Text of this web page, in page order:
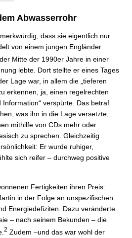
Abwasserrohr
dass sie eigentlich nur
von einem jungen Engländer
, der Mitte der 1990er Jahre in einer
lebte. Dort stellte er eines Tages
Lage war, in allem die „tieferen
erkennen, ja, einen regelrechten
Information“ verspürte. Das betraf
was ihn in die Lage versetzte,
mithilfe von CDs mehr oder
zu sprechen. Gleichzeitig
Er wurde ruhiger,
sich reifer – durchweg positive
Fertigkeiten ihren Preis:
in der Folge an unspezifischen
Energiedefiziten. Dazu veränderte
– nach seinem Bekunden – die
2 Zudem –und das war wohl der